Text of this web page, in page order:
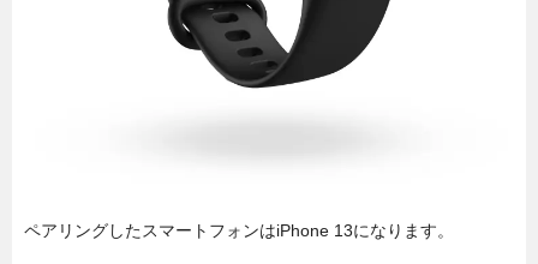
ペアリングしたスマートフォンはiPhone 13になります。